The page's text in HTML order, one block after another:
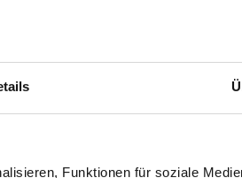
Funktionen für soziale